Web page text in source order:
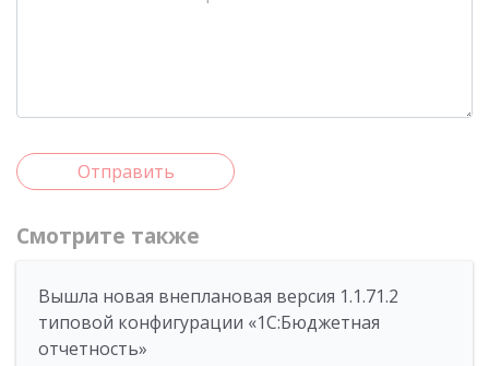
Отправить
Смотрите также
Вышла новая внеплановая версия 1.1.71.2
типовой конфигурации «1C:Бюджетная
отчетность»